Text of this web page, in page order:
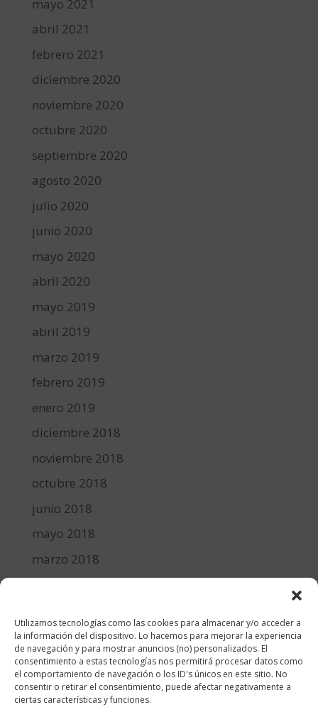
Utilizamos tecnologías como las cookies para almacenar y/o acceder a
la información del dispositivo. Lo hacemos para mejorar la experiencia
de navegación y para mostrar anuncios (no) personalizados. El
consentimiento a estas tecnologías nos permitirá procesar datos como
el comportamiento de navegación o los ID's únicos en este sitio. No
consentir o retirar el consentimiento, puede afectar negativamente a
ciertas características y funciones.
mayo 2021
abril 2021
febrero 2021
diciembre 2020
noviembre 2020
octubre 2020
septiembre 2020
agosto 2020
julio 2020
junio 2020
mayo 2020
abril 2020
mayo 2019
abril 2019
marzo 2019
febrero 2019
enero 2019
diciembre 2018
noviembre 2018
octubre 2018
junio 2018
mayo 2018
marzo 2018
diciembre 2017
Categorías
cocina y recetas